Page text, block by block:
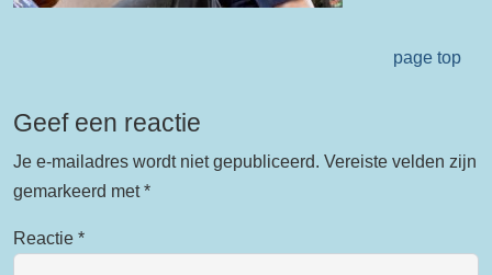
page top
Geef een reactie
Je e-mailadres wordt niet gepubliceerd. Vereiste velden zijn
gemarkeerd met*
Reactie *